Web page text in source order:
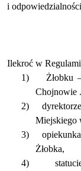
i
Ilekroć w
1)
Żłobku
Chojnowie .
2)
Miejskiego
3)
Żłobka,
4)